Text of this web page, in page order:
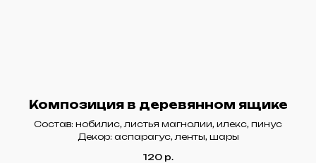
Композиция в деревянном ящике
Состав: нобилис, листья магнолии, илекс, пинус
Декор: аспарагус, ленты, шары
120 р.